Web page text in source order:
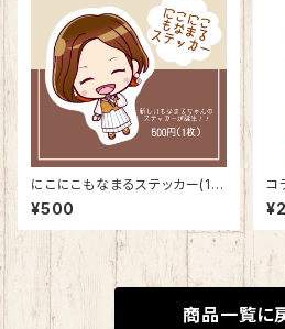
にこにこもなまるステッカー(1
枚)
¥500
コ
『
商品一覧に